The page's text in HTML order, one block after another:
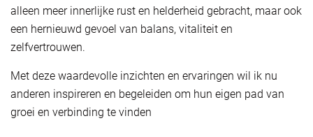
alleen meer innerlijke rust en helderheid gebracht, maar ook
een hernieuwd gevoel van balans, vitaliteit en
zelfvertrouwen.
Met deze waardevolle inzichten en ervaringen wil ik nu
anderen inspireren en begeleiden om hun eigen pad van
groei en verbinding te vinden